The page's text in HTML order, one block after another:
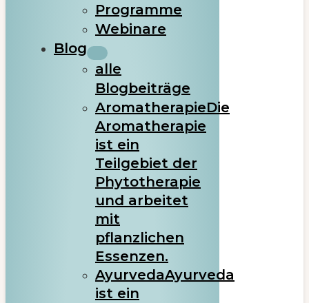
Programme
Webinare
Blog
alle
Blogbeiträge
AromatherapieDie
Aromatherapie
ist ein
Teilgebiet der
Phytotherapie
und arbeitet
mit
pflanzlichen
Essenzen.
AyurvedaAyurveda
ist ein